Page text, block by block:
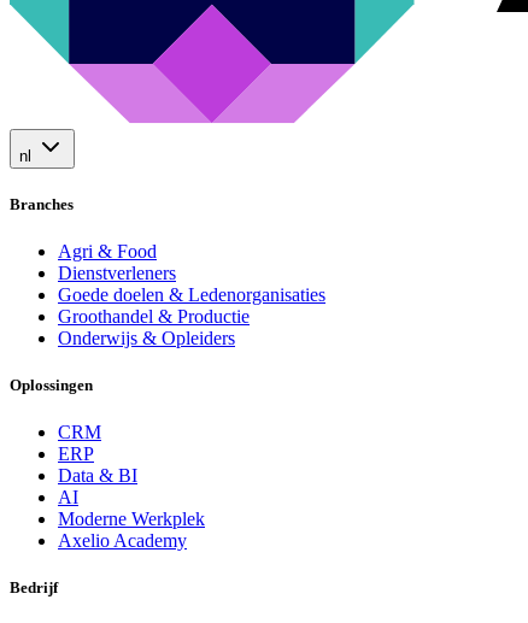
nl
Branches
Agri & Food
Dienstverleners
Goede doelen & Ledenorganisaties
Groothandel & Productie
Onderwijs & Opleiders
Oplossingen
CRM
ERP
Data & BI
AI
Moderne Werkplek
Axelio Academy
Bedrijf